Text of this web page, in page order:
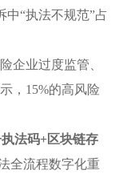
中“执法不规范”占
企业过度监管、
，15%的高风险
法码+区块链存
全流程数字化重